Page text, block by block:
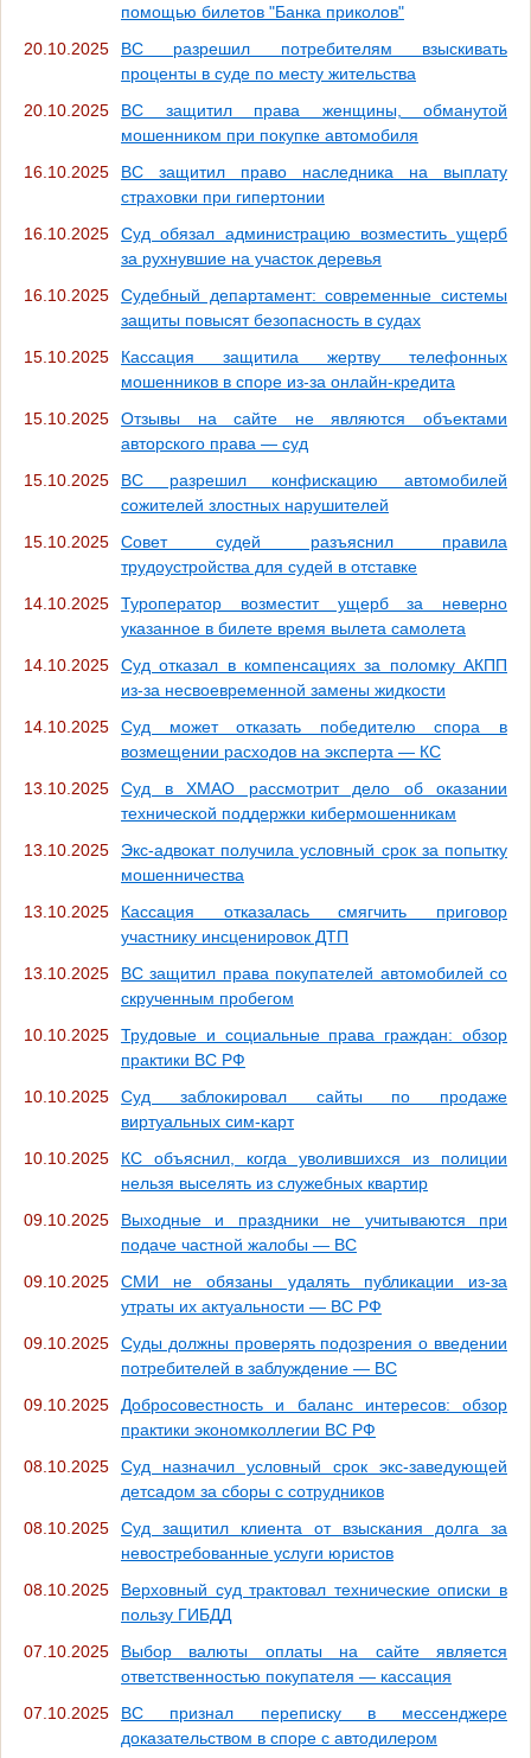
помощью билетов "Банка приколов"
20.10.2025
ВС разрешил потребителям взыскивать
проценты в суде по месту жительства
20.10.2025
ВС защитил права женщины, обманутой
мошенником при покупке автомобиля
16.10.2025
ВС защитил право наследника на выплату
страховки при гипертонии
16.10.2025
Суд обязал администрацию возместить ущерб
за рухнувшие на участок деревья
16.10.2025
Судебный департамент: современные системы
защиты повысят безопасность в судах
15.10.2025
Кассация защитила жертву телефонных
мошенников в споре из-за онлайн-кредита
15.10.2025
Отзывы на сайте не являются объектами
авторского права — суд
15.10.2025
ВС разрешил конфискацию автомобилей
сожителей злостных нарушителей
15.10.2025
Совет судей разъяснил правила
трудоустройства для судей в отставке
14.10.2025
Туроператор возместит ущерб за неверно
указанное в билете время вылета самолета
14.10.2025
Суд отказал в компенсациях за поломку АКПП
из-за несвоевременной замены жидкости
14.10.2025
Суд может отказать победителю спора в
возмещении расходов на эксперта — КС
13.10.2025
Суд в ХМАО рассмотрит дело об оказании
технической поддержки кибермошенникам
13.10.2025
Экс-адвокат получила условный срок за попытку
мошенничества
13.10.2025
Кассация отказалась смягчить приговор
участнику инсценировок ДТП
13.10.2025
ВС защитил права покупателей автомобилей со
скрученным пробегом
10.10.2025
Трудовые и социальные права граждан: обзор
практики ВC РФ
10.10.2025
Суд заблокировал сайты по продаже
виртуальных сим-карт
10.10.2025
КС объяснил, когда уволившихся из полиции
нельзя выселять из служебных квартир
09.10.2025
Выходные и праздники не учитываются при
подаче частной жалобы — ВС
09.10.2025
СМИ не обязаны удалять публикации из-за
утраты их актуальности — ВС РФ
09.10.2025
Суды должны проверять подозрения о введении
потребителей в заблуждение — ВС
09.10.2025
Добросовестность и баланс интересов: обзор
практики экономколлегии ВC РФ
08.10.2025
Суд назначил условный срок экс-заведующей
детсадом за сборы с сотрудников
08.10.2025
Суд защитил клиента от взыскания долга за
невостребованные услуги юристов
08.10.2025
Верховный суд трактовал технические описки в
пользу ГИБДД
07.10.2025
Выбор валюты оплаты на сайте является
ответственностью покупателя — кассация
07.10.2025
ВС признал переписку в мессенджере
доказательством в споре с автодилером